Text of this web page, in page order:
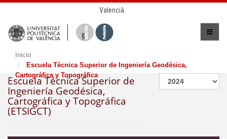
Valencià
Inicio
Escuela Técnica Superior de Ingeniería Geodésica,
Cartográfica y Topográfica
Escuela Técnica Superior de
Ingeniería Geodésica,
Cartográfica y Topográfica
(ETSIGCT)